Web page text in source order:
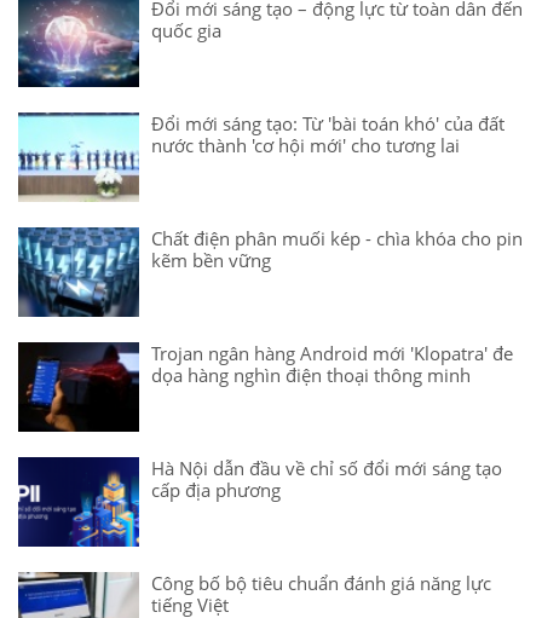
Đổi mới sáng tạo – động lực từ toàn dân đến
quốc gia
Đổi mới sáng tạo: Từ 'bài toán khó' của đất
nước thành 'cơ hội mới' cho tương lai
Chất điện phân muối kép - chìa khóa cho pin
kẽm bền vững
Trojan ngân hàng Android mới 'Klopatra' đe
dọa hàng nghìn điện thoại thông minh
Hà Nội dẫn đầu về chỉ số đổi mới sáng tạo
cấp địa phương
Công bố bộ tiêu chuẩn đánh giá năng lực
tiếng Việt